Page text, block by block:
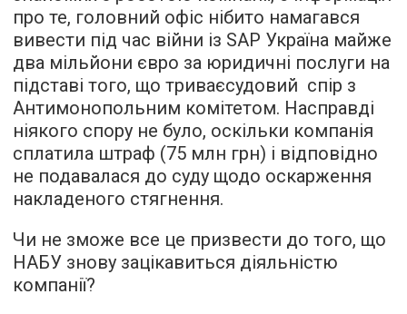
про те, головний офіс нібито намагався
вивести під час війни із SAP Україна майже
два мільйони євро за юридичні послуги на
підставі того, що триваєсудовий спір з
Антимонопольним комітетом. Насправді
ніякого спору не було, оскільки компанія
сплатила штраф (75 млн грн) і відповідно
не подавалася до суду щодо оскарження
накладеного стягнення.
Чи не зможе все це призвести до того, що
НАБУ знову зацікавиться діяльністю
компанії?